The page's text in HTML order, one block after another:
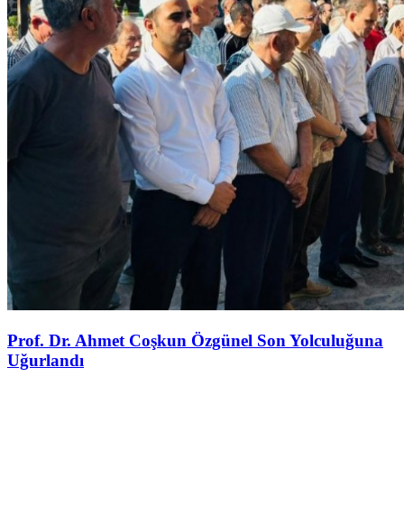
Prof. Dr. Ahmet Coşkun Özgünel Son Yolculuğuna
Uğurlandı